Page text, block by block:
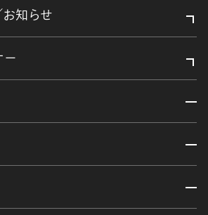
知らせ
ー